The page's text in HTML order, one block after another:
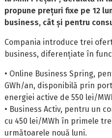
propune prețuri fixe pe 12
business, cât și pentru
Compania introduce trei
business, diferențiate în
• Online Business Spring,
GWh/an, disponibilă prin
energiei active de 550 lei/
• Business Activ, pentru un
cu 450 lei/MWh în primele
următoarele nouă luni.